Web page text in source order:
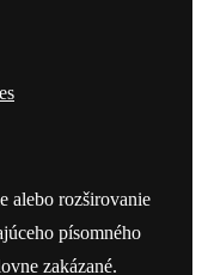
alebo rozširovanie
písomného
zakázané.